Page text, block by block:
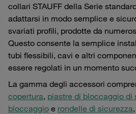
collari STAUFF della Serie
adattarsi in modo semplice e
svariati profili, prodotte da
Questo consente la semplice
tubi flessibili, cavi e altri
essere regolati in un momento
La gamma degli accessori
copertura, piastre di bloccaggio di
bloccaggio e rondelle di sicurezza